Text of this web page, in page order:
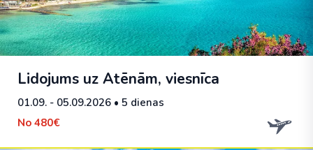
Lidojums uz Atēnām, viesnīca
01.09. - 05.09.2026 • 5 dienas
No 480€